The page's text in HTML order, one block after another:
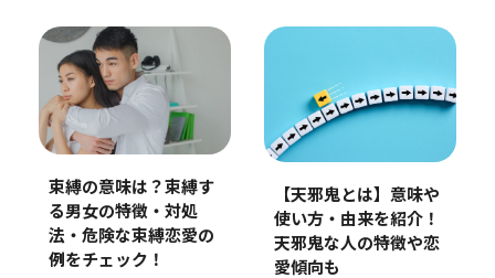
束縛の意味は？束縛す
る男女の特徴・対処
法・危険な束縛恋愛の
例をチェック！
【天邪鬼とは】意味や
使い方・由来を紹介！
天邪鬼な人の特徴や恋
愛傾向も